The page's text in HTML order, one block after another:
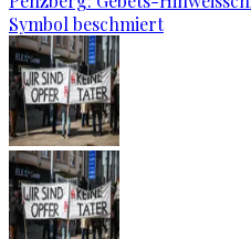
Symbol beschmiert